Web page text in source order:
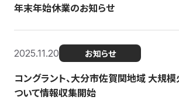
年末年始休業のお知らせ
2025.11.20 お知らせ
コングラント、大分市佐賀関地域 大規
ついて情報収集開始